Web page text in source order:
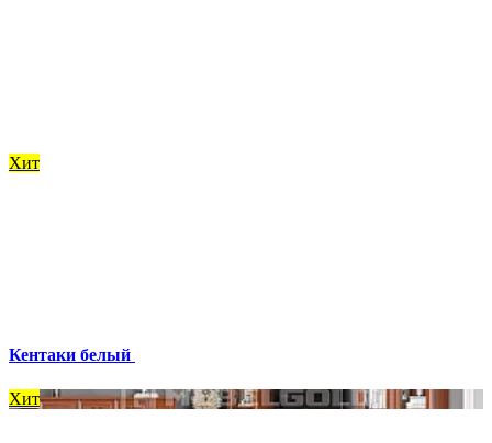
Хит
Кентаки белый
Хит